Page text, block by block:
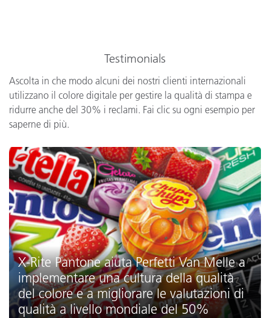
Testimonials
Ascolta in che modo alcuni dei nostri clienti internazionali
utilizzano il colore digitale per gestire la qualità di stampa e
ridurre anche del 30% i reclami. Fai clic su ogni esempio per
saperne di più.
X-Rite Pantone aiuta Perfetti Van Melle a
implementare una cultura della qualità
del colore e a migliorare le valutazioni di
qualità a livello mondiale del 50%